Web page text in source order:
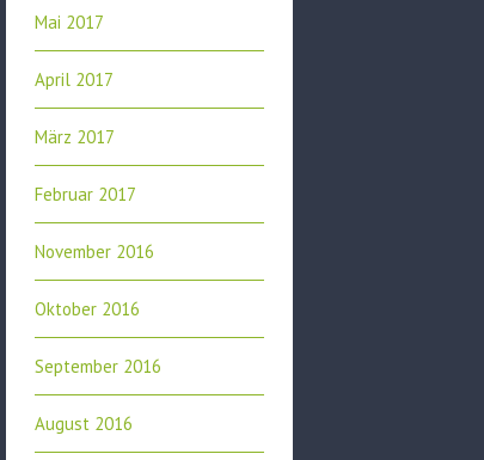
Mai 2017
April 2017
März 2017
Februar 2017
November 2016
Oktober 2016
September 2016
August 2016